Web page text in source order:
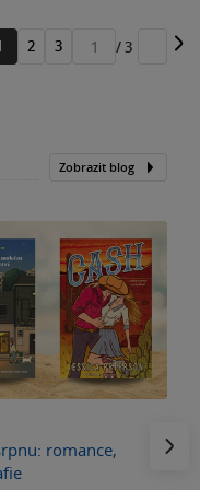
2 3
Přejít
/ 3
Zobrazit blog
romance,